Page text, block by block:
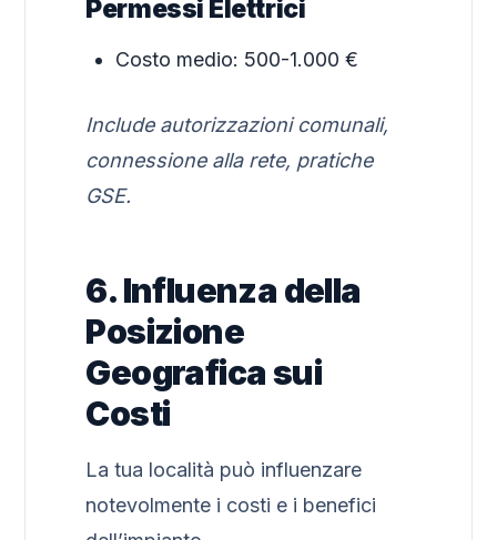
Permessi Elettrici
Costo medio: 500-1.000 €
Include autorizzazioni comunali,
connessione alla rete, pratiche
GSE.
6. Influenza della
Posizione
Geografica sui
Costi
La tua località può influenzare
notevolmente i costi e i benefici